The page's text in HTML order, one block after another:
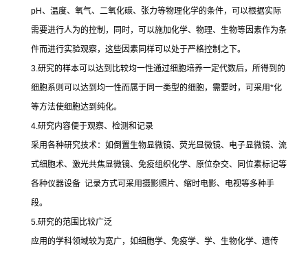
pH、温度、氧气、二氧化碳、张力等物理化学的条件，可以根据实际
需要进行人为的控制，同时，可以施加化学、物理、生物等因素作为条
件而进行实验观察，这些因素同样可以处于严格控制之下。
3.研究的样本可以达到比较均一性通过细胞培养一定代数后，所得到的
细胞系则可以达到均一性而属于同一类型的细胞，需要时，可采用*化
等方法使细胞达到纯化。
4.研究内容便于观察、检测和记录
采用各种研究技术：如倒置生物显微镜、荧光显微镜、电子显微镜、流
式细胞术、激光共焦显微镜、免疫组织化学、原位杂交、同位素标记等
各种仪器设备 记录方式可采用摄影照片、缩时电影、电视等多种手
段。
5.研究的范围比较广泛
应用的学科领域较为宽广，如细胞学、免疫学、学、生物化学、遗传